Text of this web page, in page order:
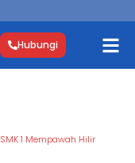
Hubungi
1 Mempawah Hilir